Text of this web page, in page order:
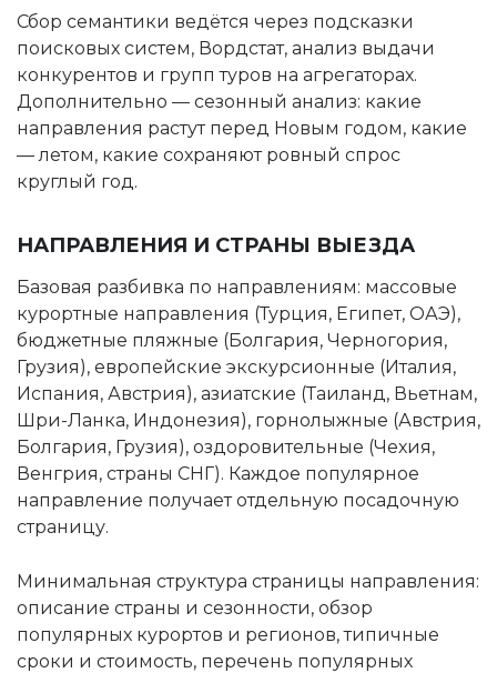
Сбор семантики ведётся через подсказки
поисковых систем, Вордстат, анализ выдачи
конкурентов и групп туров на агрегаторах.
Дополнительно — сезонный анализ: какие
направления растут перед Новым годом, какие
— летом, какие сохраняют ровный спрос
круглый год.
НАПРАВЛЕНИЯ И СТРАНЫ ВЫЕЗДА
Базовая разбивка по направлениям: массовые
курортные направления (Турция, Египет, ОАЭ),
бюджетные пляжные (Болгария, Черногория,
Грузия), европейские экскурсионные (Италия,
Испания, Австрия), азиатские (Таиланд, Вьетнам,
Шри-Ланка, Индонезия), горнолыжные (Австрия,
Болгария, Грузия), оздоровительные (Чехия,
Венгрия, страны СНГ). Каждое популярное
направление получает отдельную посадочную
страницу.
Минимальная структура страницы направления:
описание страны и сезонности, обзор
популярных курортов и регионов, типичные
сроки и стоимость, перечень популярных